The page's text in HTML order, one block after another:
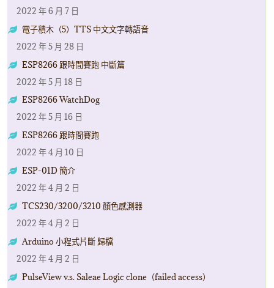
2022 年 6 月 7 日
電子積木（5）TTS 中文文字轉語音
2022 年 5 月 28 日
ESP8266 跟時間賽跑 中斷篇
2022 年 5 月 18 日
ESP8266 WatchDog
2022 年 5 月 16 日
ESP8266 跟時間賽跑
2022 年 4 月 10 日
ESP-01D 簡介
2022 年 4 月 2 日
TCS230/3200/3210 顏色感測器
2022 年 4 月 2 日
Arduino 小程式片斷 歸檔
2022 年 4 月 2 日
PulseView v.s. Saleae Logic clone（failed access）